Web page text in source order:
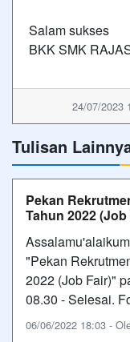
Salam sukses
BKK SMK
24/07/2023
Tulisan
Pekan
Tahun 2022 (Job
"Pekan
2022 (Job Fair)"
08.30 - Selesai.
06/06/2022 18:03 -